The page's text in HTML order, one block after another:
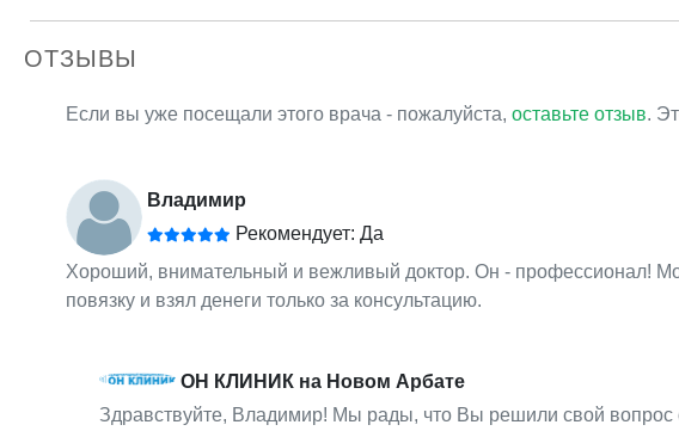
ОТЗЫВЫ
Если вы уже посещали этого врача - пожалуйста, оставьте отзыв.
Владимир
Рекомендует: Да
Хороший, внимательный и вежливый доктор. Он - профессионал!
повязку и взял денеги только за консультацию.
ОН КЛИНИК на Новом Арбате
Здравствуйте, Владимир! Мы рады, что Вы решили свой вопрос